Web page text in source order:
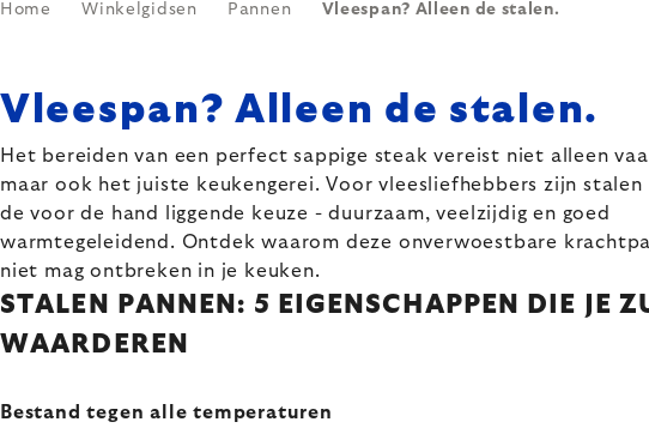
Home Winkelgidsen Pannen Vleespan? Alleen de stalen.
Vleespan? Alleen de stalen.
Het bereiden van een perfect sappige steak vereist niet alleen
maar ook het juiste keukengerei. Voor vleesliefhebbers zijn stalen
de voor de hand liggende keuze - duurzaam, veelzijdig en goed
warmtegeleidend. Ontdek waarom deze onverwoestbare
niet mag ontbreken in je keuken.
STALEN PANNEN: 5 EIGENSCHAPPEN DIE JE
WAARDEREN
Bestand tegen alle temperaturen